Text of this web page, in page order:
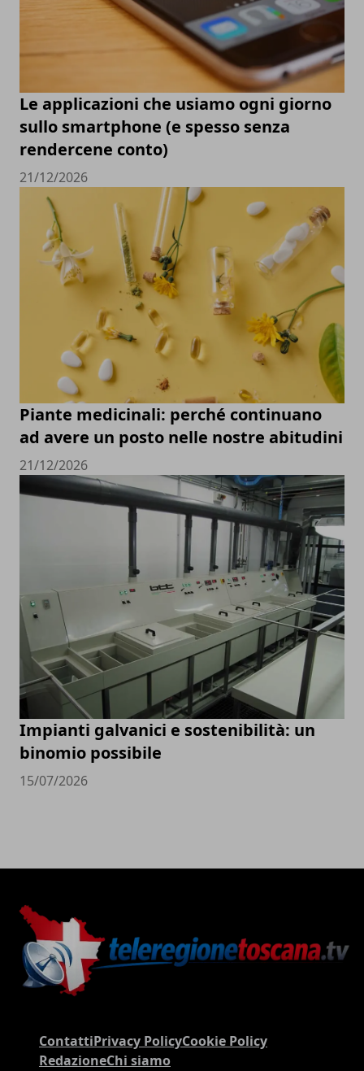
Le applicazioni che usiamo ogni giorno
sullo smartphone (e spesso senza
rendercene conto)
21/12/2026
Piante medicinali: perché continuano
ad avere un posto nelle nostre abitudini
21/12/2026
Impianti galvanici e sostenibilità: un
binomio possibile
15/07/2026
ContattiPrivacy PolicyCookie Policy
RedazioneChi siamo